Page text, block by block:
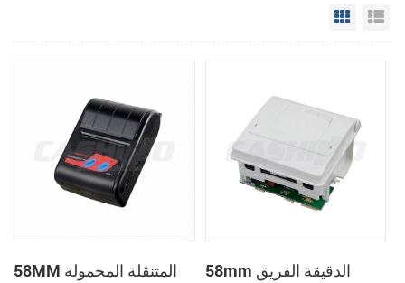
Grid
58MM المتنقلة المحمولة
58mm الدقيقة الفريق